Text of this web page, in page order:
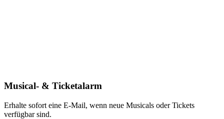
Musical- & Ticketalarm
Erhalte sofort eine E-Mail, wenn neue Musicals oder Tickets
verfügbar sind.